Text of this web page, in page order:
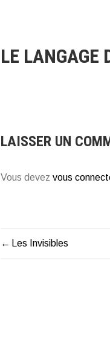
LE LANGAGE
LAISSER UN
Vous devez vous
NAVIGATION
Les Invisibles